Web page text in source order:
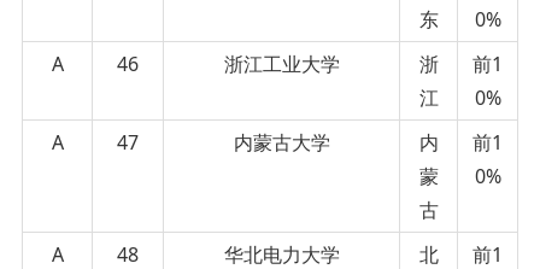
东
0%
A
46 浙江工业大学
浙
江
前1
0%
A
47 内蒙古大学
内
蒙
古
前1
0%
A 48 华北电力大学
北
前1